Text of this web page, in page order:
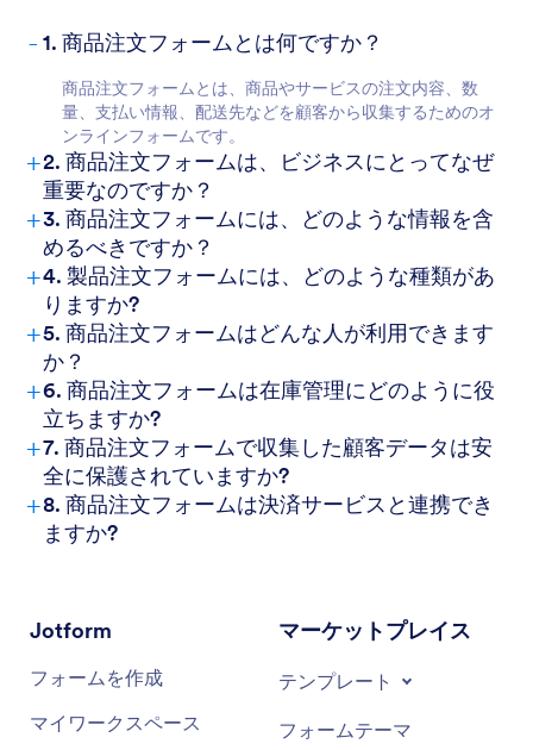
- 1. 商品注文フォームとは何ですか？
商品注文フォームとは、商品やサービスの注文内容、数
量、支払い情報、配送先などを顧客から収集するためのオ
ンラインフォームです。
+2. 商品注文フォームは、ビジネスにとってなぜ
重要なのですか？
+3. 商品注文フォームには、どのような情報を含
めるべきですか？
+4. 製品注文フォームには、どのような種類があ
りますか?
+5. 商品注文フォームはどんな人が利用できます
か？
+6. 商品注文フォームは在庫管理にどのように役
立ちますか?
+7. 商品注文フォームで収集した顧客データは安
全に保護されていますか?
+8. 商品注文フォームは決済サービスと連携でき
ますか?
Jotform
フォームを作成
マイワークスペース
マーケットプレイス
テンプレート
フォームテーマ